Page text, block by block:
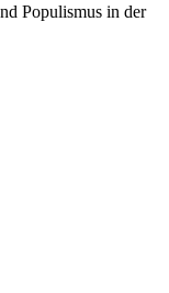
Populismus in der